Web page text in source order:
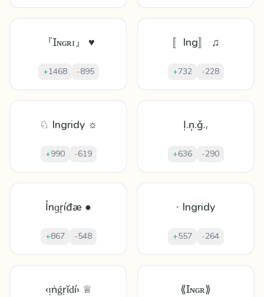
『Ɪɴɢʀɪ』 ♥
+1468 -895
〚Ing〛 ♫
+732 -228
♘ Ingridy ☼
+990 -619
Ị.ņ.ǧ.ᵣ
+636 -290
Ỉnɡŗíđæ ●
+867 -548
∙ Ingridy
+557 -264
‹ᴉṅǵṛĭԁí› ♕ ⟪Ɪɴɢʀ⟫